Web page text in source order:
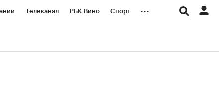
Телеканал РБК Вино Спорт ...